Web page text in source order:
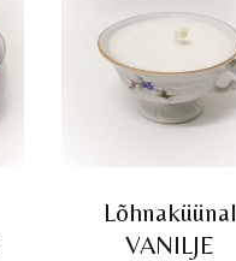
Lõhnaküünal
VANILJE